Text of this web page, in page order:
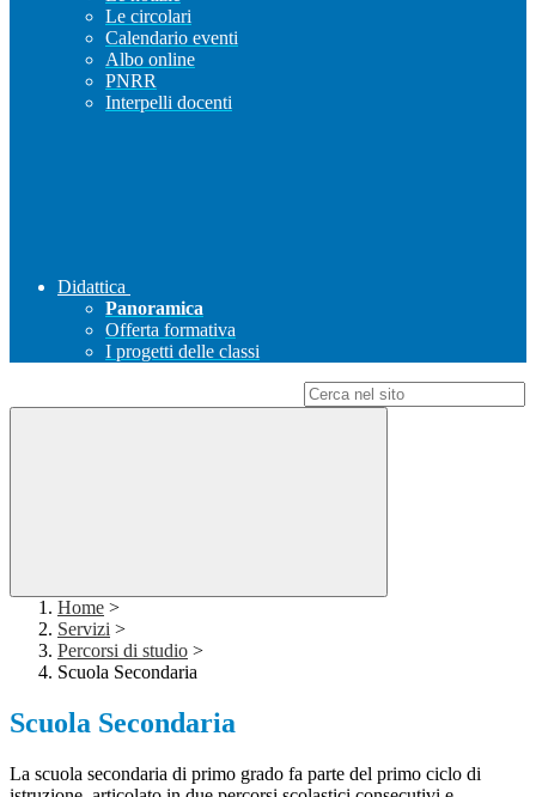
Le circolari
Calendario eventi
Albo online
PNRR
Interpelli docenti
Didattica
Panoramica
Offerta formativa
I progetti delle classi
Home >
Servizi >
Percorsi di studio >
Scuola Secondaria
Scuola Secondaria
La scuola secondaria di primo grado fa parte del primo ciclo di